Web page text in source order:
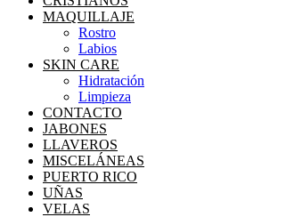
MAQUILLAJE
Rostro
Labios
SKIN CARE
Hidratación
Limpieza
CONTACTO
JABONES
LLAVEROS
MISCELÁNEAS
PUERTO RICO
UÑAS
VELAS